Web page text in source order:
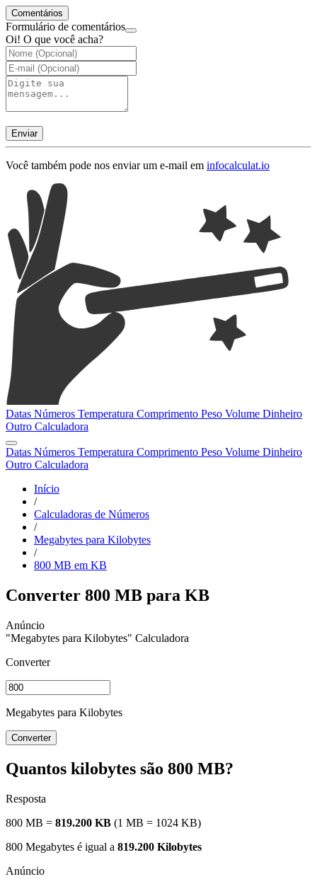
Comentários
Formulário de comentários
Oi! O que você acha?
Enviar
Você também pode nos enviar um e-mail em infocalculat.io
Datas Números Temperatura Comprimento Peso Volume Dinheiro
Outro Calculadora
Datas Números Temperatura Comprimento Peso Volume Dinheiro
Outro Calculadora
Início
/
Calculadoras de Números
/
Megabytes para Kilobytes
/
800 MB em KB
Converter 800 MB para KB
"Megabytes para Kilobytes" Calculadora
Converter
Megabytes para Kilobytes
Converter
Quantos kilobytes são 800 MB?
Resposta
800 MB = 819.200 KB (1 MB = 1024 KB)
800 Megabytes é igual a 819.200 Kilobytes